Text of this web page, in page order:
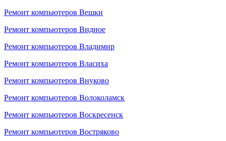
Ремонт компьютеров Вешки
Ремонт компьютеров Видное
Ремонт компьютеров Владимир
Ремонт компьютеров Власиха
Ремонт компьютеров Внуково
Ремонт компьютеров Волоколамск
Ремонт компьютеров Воскресенск
Ремонт компьютеров Востряково